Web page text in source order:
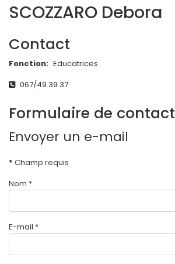
SCOZZARO Debora
Contact
Fonction: Educatrices
Téléphone
067/49.39.37
Formulaire de contact
Envoyer un e-mail
* Champ requis
Nom *
E-mail *